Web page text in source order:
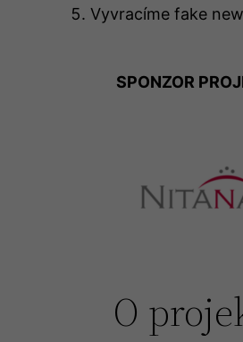
Vyvracíme fake
SPONZOR
O